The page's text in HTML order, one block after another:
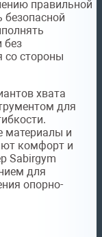
правильной
без
со стороны
хвата
для
материалы и
комфорт и
Sabirgym
для
опорно-